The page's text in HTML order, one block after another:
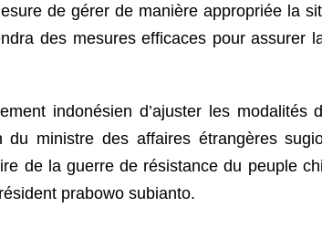
de gérer de manière appropriée la
des mesures efficaces pour assurer
indonésien d’ajuster les
ministre des affaires étrangères
de la guerre de résistance du peuple
prabowo subianto.